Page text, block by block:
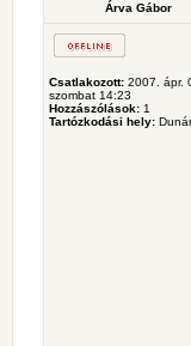
Árva Gábor
Csatlakozott: 2007. ápr.
szombat 14:23
Hozzászólások: 1
Tartózkodási hely: